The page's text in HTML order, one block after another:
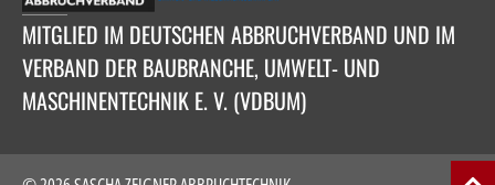
MITGLIED IM DEUTSCHEN ABBRUCHVERBAND UND IM
VERBAND DER BAUBRANCHE, UMWELT- UND
MASCHINENTECHNIK E. V. (VDBUM)